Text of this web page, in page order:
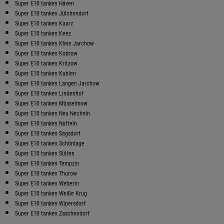
Super E10 tanken Häven
Super E10 tanken Jülchendorf
Super E10 tanken Kaarz
Super E10 tanken Keez
Super E10 tanken Klein Jarchow
Super E10 tanken Kobrow
Super E10 tanken Kritzow
Super E10 tanken Kuhlen
Super E10 tanken Langen Jarchow
Super E10 tanken Lindenhof
Super E10 tanken Müsselmow
Super E10 tanken Neu Necheln
Super E10 tanken Nutteln
Super E10 tanken Sagsdorf
Super E10 tanken Schönlage
Super E10 tanken Sülten
Super E10 tanken Tempzin
Super E10 tanken Thurow
Super E10 tanken Weberin
Super E10 tanken Weiße Krug
Super E10 tanken Wipersdorf
Super E10 tanken Zaschendorf